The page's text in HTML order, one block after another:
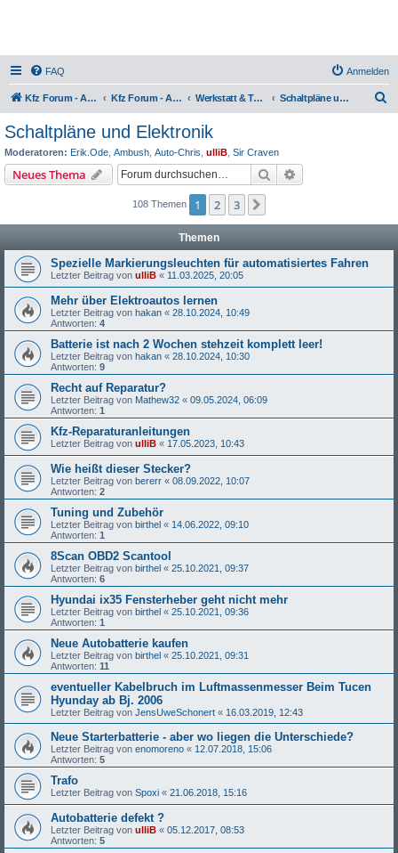
FAQ Anmelden
Kfz Forum - Auto, Motorrad und LKW Kfz Forum - Auto, Motorrad und LKW Werkstatt & Technik Schaltpläne und Elektronik
Schaltpläne und Elektronik
Moderatoren: Erik.Ode Ambush Auto-Chris ulliB Sir Craven
Neues Thema Suche
108 Themen 1 2 3
Themen
Spezielle Markierungsleuchten für automatisiertes Fahren
Letzter Beitrag von ulliB « 11.03.2025, 20:05
Mehr über Elektroautos lernen
Letzter Beitrag von hakan « 28.10.2024, 10:49
Antworten: 4
Batterie ist nach 2 Wochen stehzeit komplett leer!
Letzter Beitrag von hakan « 28.10.2024, 10:30
Antworten: 9
Recht auf Reparatur?
Letzter Beitrag von Mathew32 « 09.05.2024, 06:09
Antworten: 1
Kfz-Reparaturanleitungen
Letzter Beitrag von ulliB « 17.05.2023, 10:43
Wie heißt dieser Stecker?
Letzter Beitrag von bererr « 08.09.2022, 10:07
Antworten: 2
Tuning und Zubehör
Letzter Beitrag von birthel « 14.06.2022, 09:10
Antworten: 1
8Scan OBD2 Scantool
Letzter Beitrag von birthel « 25.10.2021, 09:37
Antworten: 6
Hyundai ix35 Fensterheber geht nicht mehr
Letzter Beitrag von birthel « 25.10.2021, 09:36
Antworten: 1
Neue Autobatterie kaufen
Letzter Beitrag von birthel « 25.10.2021, 09:31
Antworten: 11
eventueller Kabelbruch im Luftmassenmesser Beim Tucen
Hyunday ab Bj. 2006
Letzter Beitrag von JensUweSchonert « 16.03.2019, 12:43
Neue Starterbatterie - aber wo liegen die Unterschiede?
Letzter Beitrag von enomoreno « 12.07.2018, 15:06
Antworten: 5
Trafo
Letzter Beitrag von Spoxi « 21.06.2018, 15:16
Autobatterie defekt ?
Letzter Beitrag von ulliB « 05.12.2017, 08:53
Antworten: 5